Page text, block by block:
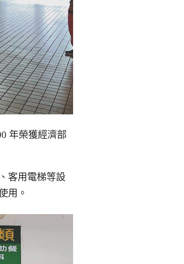
年榮獲經濟部
客用電梯等設
用。